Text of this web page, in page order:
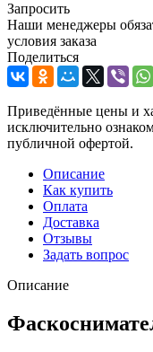
Запросить
Наши менеджеры
условия заказа
Поделиться
Приведённые цены и
исключительно
публичной офертой.
Описание
Как купить
Оплата
Доставка
Отзывы
Задать вопрос
Описание